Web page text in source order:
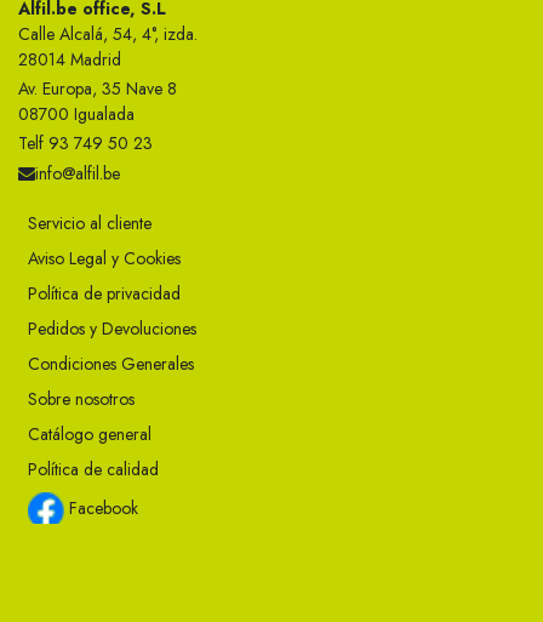
Alfil.be office, S.L
Calle Alcalá, 54, 4°, izda.
28014 Madrid
Av. Europa, 35 Nave 8
08700 Igualada
Telf 93 749 50 23
info@alfil.be
Servicio al cliente
Aviso Legal y Cookies
Política de privacidad
Pedidos y Devoluciones
Condiciones Generales
Sobre nosotros
Catálogo general
Política de calidad
Facebook